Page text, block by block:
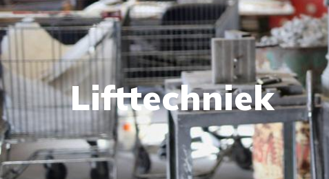
Lifttechniek